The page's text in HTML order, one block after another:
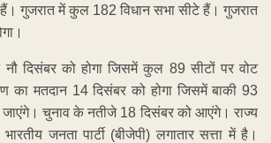
हैं। गुजरात में कुल 182 विधान सभा सीटे हैं। गुजरात
दिसंबर को होगा जिसमें कुल 89 सीटों पर वोट
का मतदान 14 दिसंबर को होगा जिसमें बाकी 93
जाएंगे। चुनाव के नतीजे 18 दिसंबर को आएंगे। राज्य
जनता पार्टी (बीजेपी) लगातार सत्ता में है।